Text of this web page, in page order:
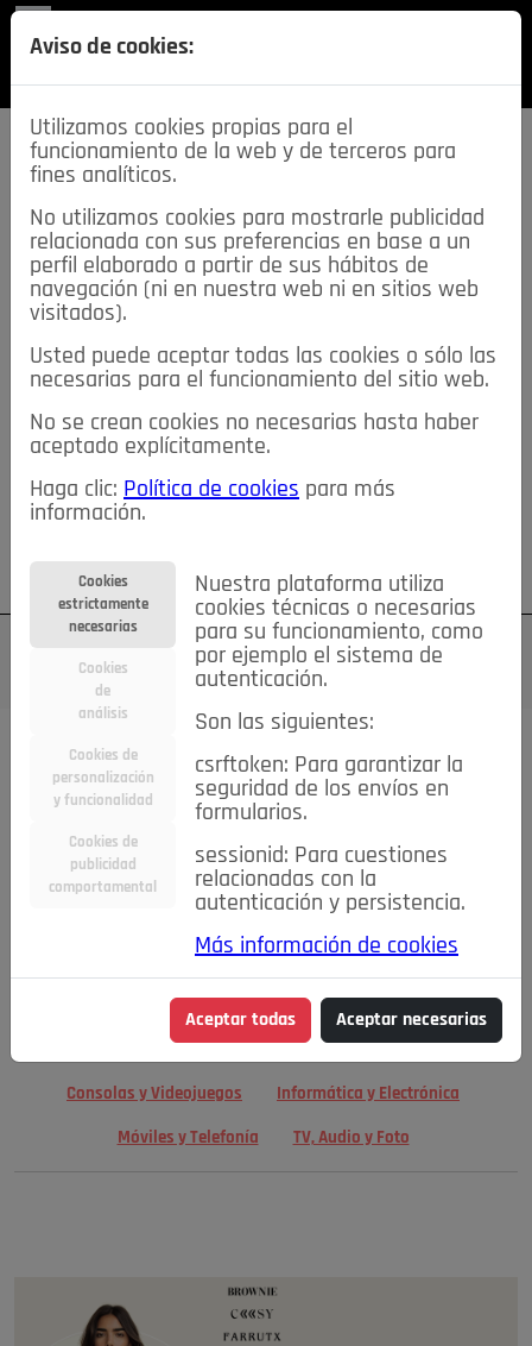
SECCIONES
descarga esta
REVISTA
≡NOTICIAS
NOTICIAS SERVICIOS DE INTERÉS
TABLÓN DE ANUNCIOS MIS ANUNCIOS CONTACTO
NOSOTROS
Su cuenta Regístrese ¿Olvidó su contraseña?
TODAS Deporte Bicicletas Deportes y Ocio
Electrodomésticos
Niños y Bebés Inmobiliaria Construcción y Reformas
Moda Accesorios Ropa Motor
Motor y Accesorios Motos Ocio
Cine, Libros y Música Coleccionismo Otros
Consolas y Videojuegos Informática y Electrónica
Móviles y Telefonía TV, Audio y Foto
Aviso de cookies:
Utilizamos cookies propias para el
funcionamiento de la web y de terceros para
fines analíticos.
No utilizamos cookies para mostrarle publicidad
relacionada con sus preferencias en base a un
perfil elaborado a partir de sus hábitos de
navegación (ni en nuestra web ni en sitios web
visitados).
Usted puede aceptar todas las cookies o sólo las
necesarias para el funcionamiento del sitio web.
No se crean cookies no necesarias hasta haber
aceptado explícitamente.
Haga clic: Política de cookies para más
información.
Cookies
estrictamente
necesarias
Cookies
de
análisis
Cookies de
personalización
y funcionalidad
Cookies de
publicidad
comportamental
Nuestra plataforma utiliza
cookies técnicas o necesarias
para su funcionamiento, como
por ejemplo el sistema de
autenticación.
Son las siguientes:
csrftoken: Para garantizar la
seguridad de los envíos en
formularios.
sessionid: Para cuestiones
relacionadas con la
autenticación y persistencia.
Más información de cookies
Aceptar todas Aceptar necesarias